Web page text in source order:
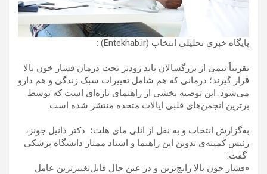
پایگاه خبری تحلیلی انتخاب (Entekhab.ir) :
تقریباً نیمی از بزرگسالان باید زودتر تحت درمان فشار خون بالا
قرار گیرند؛ درمانی که هم شامل تغییرات سبک زندگی و هم دارو
می‌شود. این توصیه بخشی از راهنمای تازه‌ای است که توسط
برترین انجمن‌های قلبی ایالات متحده منتشر شده است.
به‌گزارش انتخاب و به نقل از انلی مای هلث؛ دکتر دانیل جونز،
رئیس کمیته‌ی تدوین این راهنما و استاد ممتاز دانشگاه پزشکی
گفت:
«فشار خون بالا رایج‌ترین و در عین حال قابل‌تغییرترین عامل